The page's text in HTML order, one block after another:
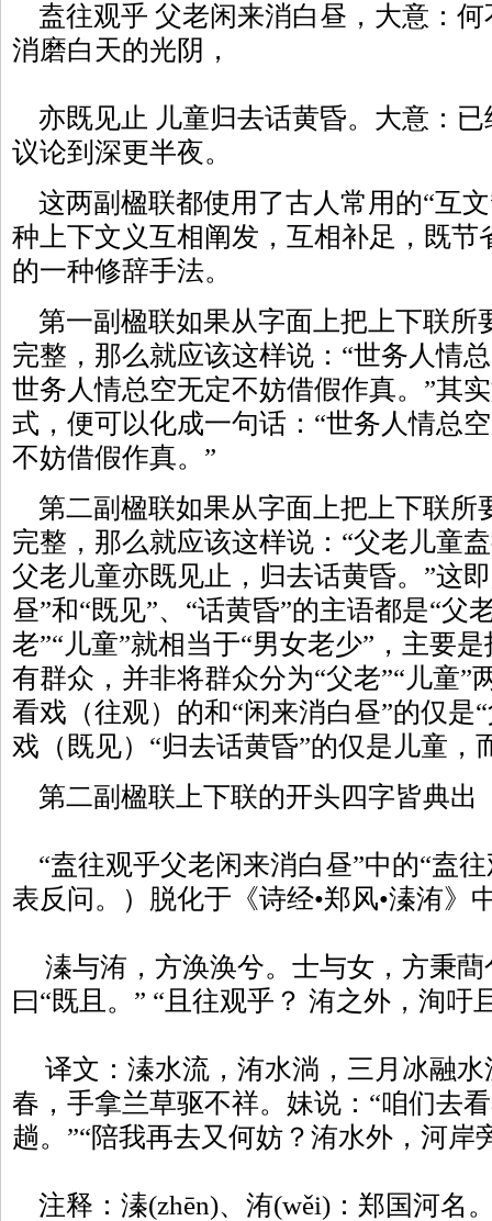
盍往观乎 父老闲来消白昼，大意：何
消磨白天的光阴，
亦既见止 儿童归去话黄昏。大意：已
议论到深更半夜。
这两副楹联都使用了古人常用的“互
种上下文义互相阐发，互相补足，既节
的一种修辞手法。
第一副楹联如果从字面上把上下联所
完整，那么就应该这样说：“世务人情
世务人情总空无定不妨借假作真。”其
式，便可以化成一句话：“世务人情总
不妨借假作真。”
第二副楹联如果从字面上把上下联所
完整，那么就应该这样说：“父老儿童
父老儿童亦既见止，归去话黄昏。”这
昼”和“既见”、“话黄昏”的主语都是“父
老”“儿童”就相当于“男女老少”，主要
有群众，并非将群众分为“父老”“儿童”
看戏（往观）的和“闲来消白昼”的仅是
戏（既见）“归去话黄昏”的仅是儿童，
第二副楹联上下联的开头四字皆典出
“盍往观乎父老闲来消白昼”中的“盍
表反问。）脱化于《诗经•郑风•溱洧》
溱与洧，方涣涣兮。士与女，方秉蕳
曰“既且。” “且往观乎？ 洧之外，洵
译文：溱水流，洧水淌，三月冰融水
春，手拿兰草驱不祥。妹说：“咱们去
趟。”“陪我再去又何妨？洧水外，河岸
注释：溱(zhēn)、洧(wěi)：郑国河名